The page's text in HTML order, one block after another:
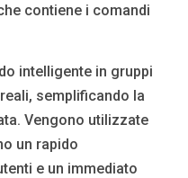
contiene i comandi
intelligente in gruppi
semplificando la
Vengono utilizzate
un rapido
e un immediato